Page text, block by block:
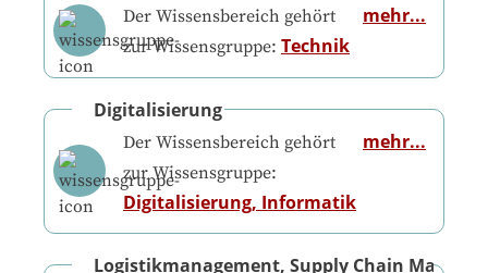
Der Wissensbereich gehört
zur Wissensgruppe: Technik
mehr...
Digitalisierung
Der Wissensbereich gehört
zur Wissensgruppe:
Digitalisierung, Informatik
mehr...
Logistikmanagement, Supply Chain